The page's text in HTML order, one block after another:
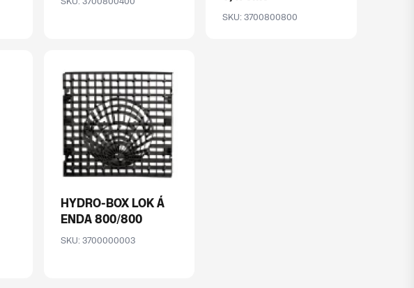
SKU: 3700800800
HYDRO-BOX LOK Á
ENDA 800/800
SKU: 3700000003